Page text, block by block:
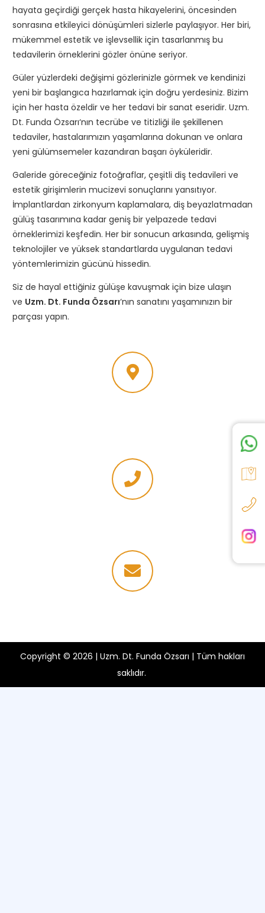
hayata geçirdiği gerçek hasta hikayelerini, öncesinden
sonrasına etkileyici dönüşümleri sizlerle paylaşıyor. Her biri,
mükemmel estetik ve işlevsellik için tasarlanmış bu
tedavilerin örneklerini gözler önüne seriyor.
Güler yüzlerdeki değişimi gözlerinizle görmek ve kendinizi
yeni bir başlangıca hazırlamak için doğru yerdesiniz. Bizim
için her hasta özeldir ve her tedavi bir sanat eseridir. Uzm.
Dt. Funda Özsarı‘nın tecrübe ve titizliği ile şekillenen
tedaviler, hastalarımızın yaşamlarına dokunan ve onlara
yeni gülümsemeler kazandıran başarı öyküleridir.
Galeride göreceğiniz fotoğraflar, çeşitli diş tedavileri ve
estetik girişimlerin mucizevi sonuçlarını yansıtıyor.
İmplantlardan zirkonyum kaplamalara, diş beyazlatmadan
gülüş tasarımına kadar geniş bir yelpazede tedavi
örneklerimizi keşfedin. Her bir sonucun arkasında, gelişmiş
teknolojiler ve yüksek standartlarda uygulanan tedavi
yöntemlerimizin gücünü hissedin.
Siz de hayal ettiğiniz gülüşe kavuşmak için bize ulaşın
ve Uzm. Dt. Funda Özsarı‘nın sanatını yaşamınızın bir
parçası yapın.
Hayat Plaza, Kızılırmak, Mevlana Blv. No:16 D:1 Kat 1, 06000
Copyright © 2026 | Uzm. Dt. Funda Özsarı | Tüm hakları
saklıdır.